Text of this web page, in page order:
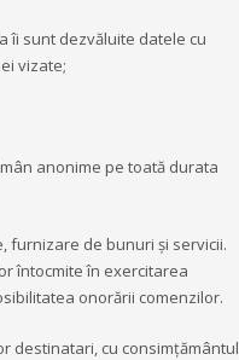
îi sunt dezvăluite datele cu
vizate;
anonime pe toată durata
furnizare de bunuri și servicii.
întocmite în exercitarea
onorării comenzilor.
destinatari, cu consimțământul